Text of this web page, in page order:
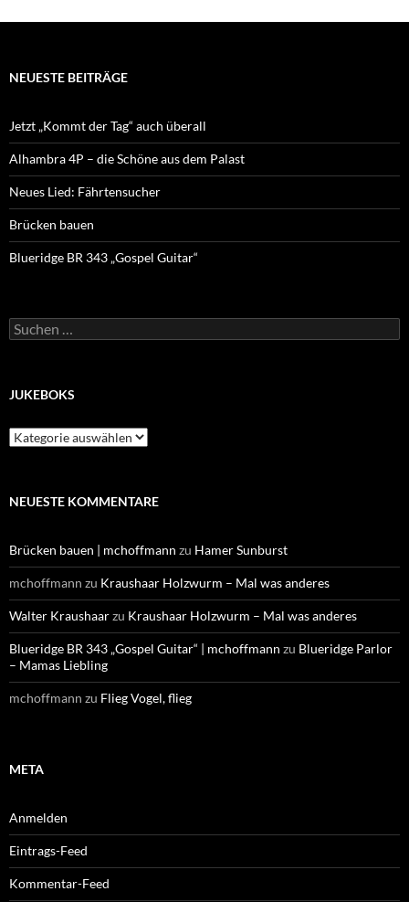
o
k
o
NEUESTE BEITRÄGE
Jetzt „Kommt der Tag“ auch überall
Alhambra 4P – die Schöne aus dem Palast
Neues Lied: Fährtensucher
Brücken bauen
Blueridge BR 343 „Gospel Guitar“
Suchen
nach:
JUKEBOKS
JukeBoks
NEUESTE KOMMENTARE
Brücken bauen | mchoffmann zu Hamer Sunburst
mchoffmann zu Kraushaar Holzwurm – Mal was anderes
Walter Kraushaarzu Kraushaar Holzwurm – Mal was anderes
Blueridge BR 343 „Gospel Guitar“ | mchoffmann zu Blueridge Parlor
– Mamas Liebling
mchoffmann zu Flieg Vogel, flieg
META
Anmelden
Eintrags-Feed
Kommentar-Feed